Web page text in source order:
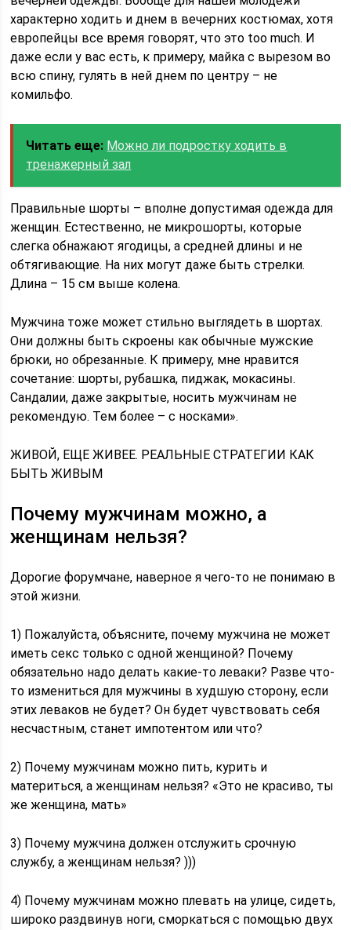
характерно ходить и днем в вечерних костюмах, хотя
европейцы все время говорят, что это too much. И
даже если у вас есть, к примеру, майка с вырезом во
всю спину, гулять в ней днем по центру – не
комильфо.
Читать еще: Можно ли подростку ходить в
тренажерный зал
Правильные шорты – вполне допустимая одежда для
женщин. Естественно, не микрошорты, которые
слегка обнажают ягодицы, а средней длины и не
обтягивающие. На них могут даже быть стрелки.
Длина – 15 см выше колена.
Мужчина тоже может стильно выглядеть в шортах.
Они должны быть скроены как обычные мужские
брюки, но обрезанные. К примеру, мне нравится
сочетание: шорты, рубашка, пиджак, мокасины.
Сандалии, даже закрытые, носить мужчинам не
рекомендую. Тем более – с носками».
ЖИВОЙ, ЕЩЕ ЖИВЕЕ. РЕАЛЬНЫЕ СТРАТЕГИИ КАК
БЫТЬ ЖИВЫМ
Почему мужчинам можно, а
женщинам нельзя?
Дорогие форумчане, наверное я чего-то не понимаю в
этой жизни.
1) Пожалуйста, объясните, почему мужчина не может
иметь секс только с одной женщиной? Почему
обязательно надо делать какие-то леваки? Разве что-
то измениться для мужчины в худшую сторону, если
этих леваков не будет? Он будет чувствовать себя
несчастным, станет импотентом или что?
2) Почему мужчинам можно пить, курить и
материться, а женщинам нельзя? «Это не красиво, ты
же женщина, мать»
3) Почему мужчина должен отслужить срочную
службу, а женщинам нельзя? )))
4) Почему мужчинам можно плевать на улице, сидеть,
широко раздвинув ноги, сморкаться с помощью двух